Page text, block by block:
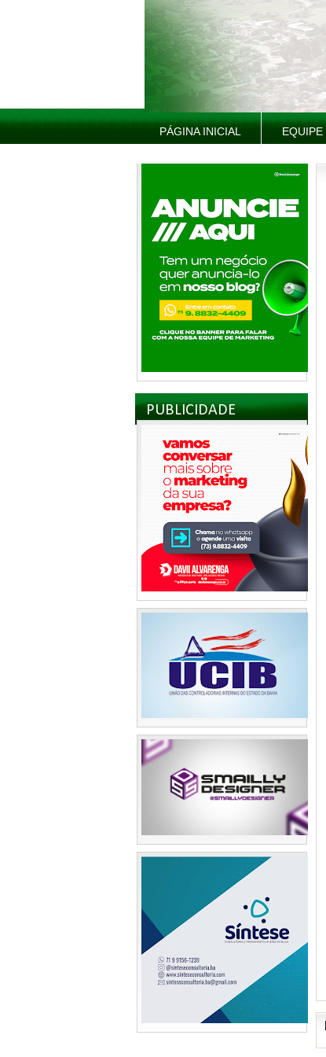
PÁGINA INICIAL EQUIPE
PUBLICIDADE